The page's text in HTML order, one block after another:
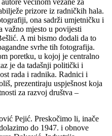
većinom vezane za
prizore iz radničkih hala.
ona sadrži umjetničku i
važno mjesto u povijesti
A mi bismo dodali da to
svrhe tih fotografija.
poretku, u kojoj je centralno
je da tadašnji politički i
rada i radnika. Radnici i
prezentiraju uspješnost koja
za razvoj društva –
Pejić. Preskočimo li, inače
do 1947. i obnove